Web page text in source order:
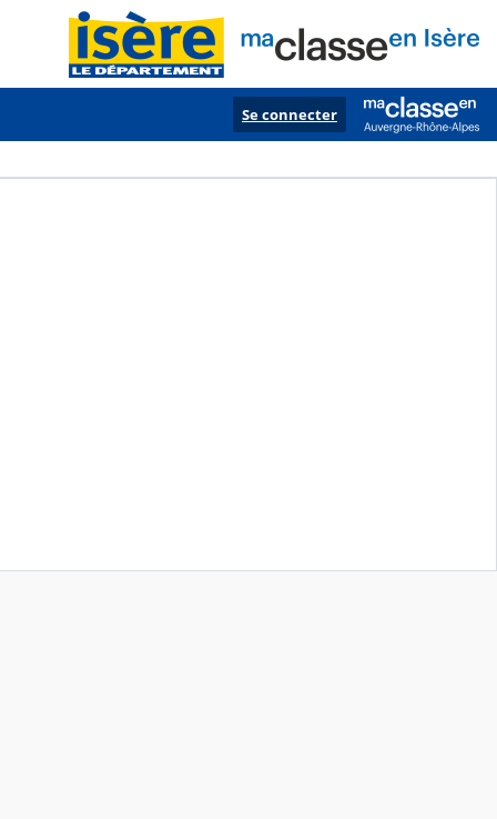
Se connecter